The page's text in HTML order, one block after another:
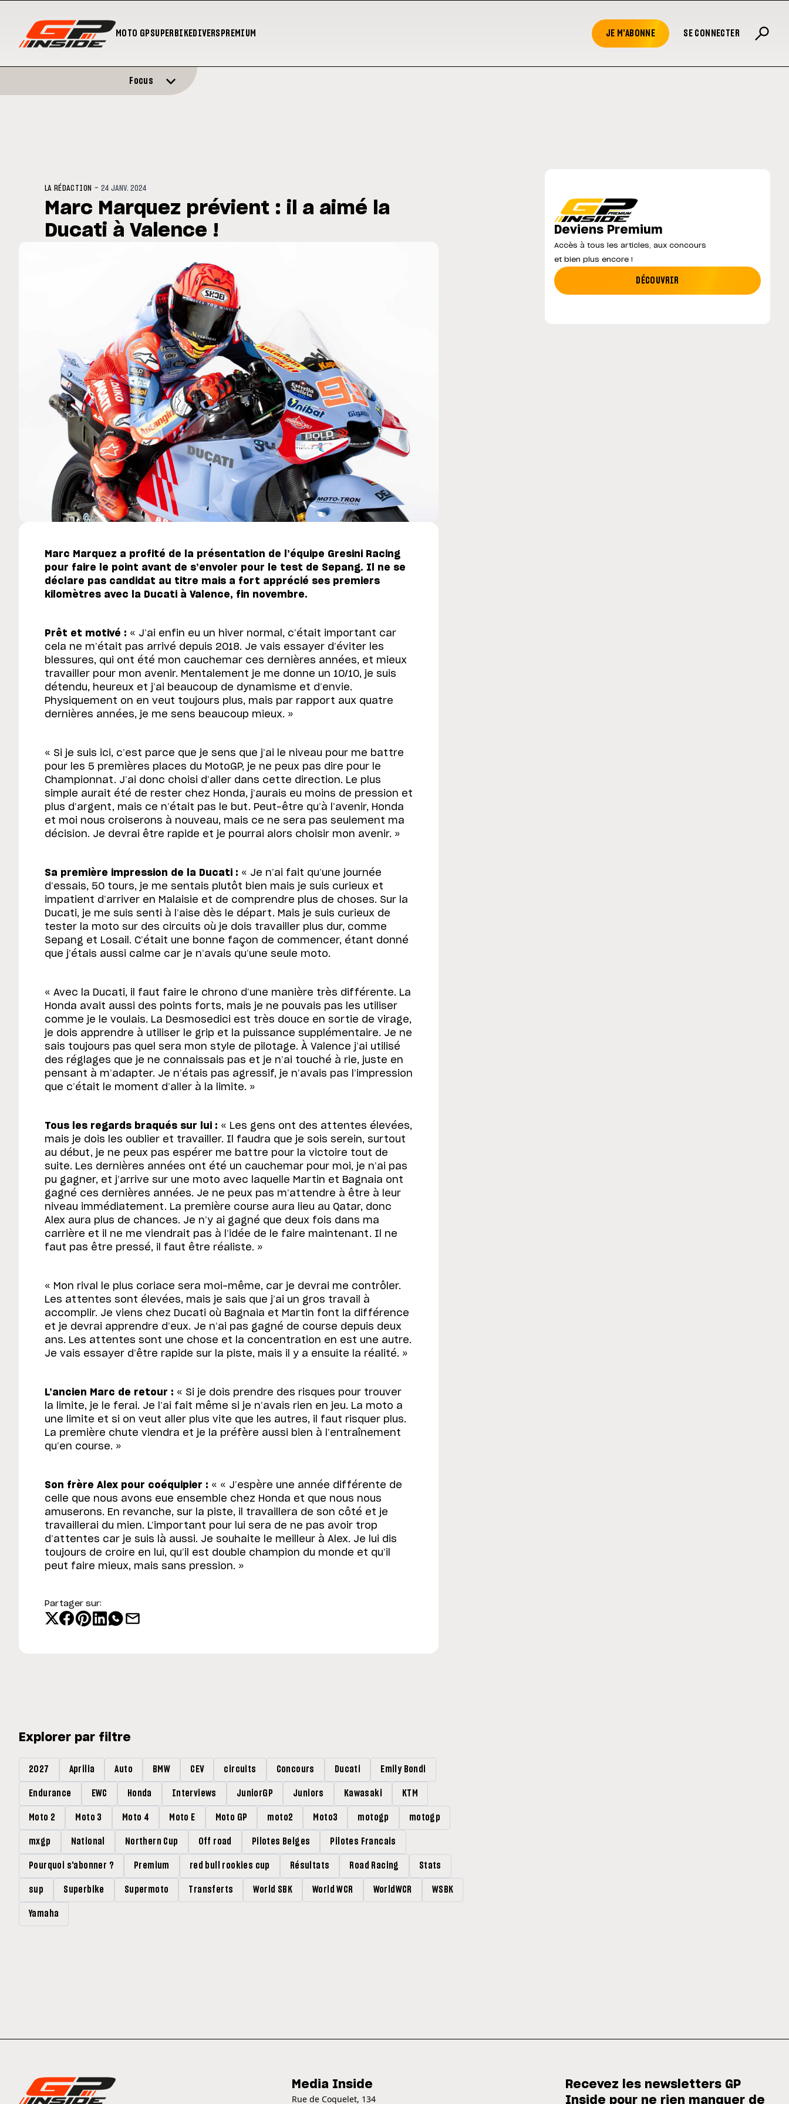
MOTO GPSUPERBIKEDIVERS PREMIUM JE M'ABONNE SE CONNECTER
Silverstone : Horaires et Programme du GP de
Grande-Bretagne
Zarco évite l'opération et vise un retour en
MotoGP : les cinq constructeurs signent un
Focus
LA RÉDACTION -24 JANV. 2024
Marc Marquez prévient : il a aimé la
Ducati à Valence !
Marc Marquez a profité de la présentation de l’équipe Gresini Racing
pour faire le point avant de s’envoler pour le test de Sepang. Il ne se
déclare pas candidat au titre mais a fort apprécié ses premiers
kilomètres avec la Ducati à Valence, fin novembre.
Prêt et motivé : « J’ai enfin eu un hiver normal, c’était important car
cela ne m’était pas arrivé depuis 2018. Je vais essayer d’éviter les
blessures, qui ont été mon cauchemar ces dernières années, et mieux
travailler pour mon avenir. Mentalement je me donne un 10/10, je suis
détendu, heureux et j’ai beaucoup de dynamisme et d’envie.
Physiquement on en veut toujours plus, mais par rapport aux quatre
dernières années, je me sens beaucoup mieux. »
« Si je suis ici, c’est parce que je sens que j’ai le niveau pour me battre
pour les 5 premières places du MotoGP, je ne peux pas dire pour le
Championnat. J’ai donc choisi d’aller dans cette direction. Le plus
simple aurait été de rester chez Honda, j’aurais eu moins de pression et
plus d’argent, mais ce n’était pas le but. Peut-être qu’à l’avenir, Honda
et moi nous croiserons à nouveau, mais ce ne sera pas seulement ma
décision. Je devrai être rapide et je pourrai alors choisir mon avenir. »
Sa première impression de la Ducati : « Je n’ai fait qu’une journée
d’essais, 50 tours, je me sentais plutôt bien mais je suis curieux et
impatient d’arriver en Malaisie et de comprendre plus de choses. Sur la
Ducati, je me suis senti à l’aise dès le départ. Mais je suis curieux de
tester la moto sur des circuits où je dois travailler plus dur, comme
Sepang et Losail. C’était une bonne façon de commencer, étant donné
que j’étais aussi calme car je n’avais qu’une seule moto.
« Avec la Ducati, il faut faire le chrono d’une manière très différente. La
Honda avait aussi des points forts, mais je ne pouvais pas les utiliser
comme je le voulais. La Desmosedici est très douce en sortie de virage,
je dois apprendre à utiliser le grip et la puissance supplémentaire. Je ne
sais toujours pas quel sera mon style de pilotage. À Valence j’ai utilisé
des réglages que je ne connaissais pas et je n’ai touché à rie, juste en
pensant à m’adapter. Je n’étais pas agressif, je n’avais pas l’impression
que c’était le moment d’aller à la limite. »
Tous les regards braqués sur lui : « Les gens ont des attentes élevées,
mais je dois les oublier et travailler. Il faudra que je sois serein, surtout
au début, je ne peux pas espérer me battre pour la victoire tout de
suite. Les dernières années ont été un cauchemar pour moi, je n’ai pas
pu gagner, et j’arrive sur une moto avec laquelle Martin et Bagnaia ont
gagné ces dernières années. Je ne peux pas m’attendre à être à leur
niveau immédiatement. La première course aura lieu au Qatar, donc
Alex aura plus de chances. Je n’y ai gagné que deux fois dans ma
carrière et il ne me viendrait pas à l’idée de le faire maintenant. Il ne
faut pas être pressé, il faut être réaliste. »
« Mon rival le plus coriace sera moi-même, car je devrai me contrôler.
Les attentes sont élevées, mais je sais que j’ai un gros travail à
accomplir. Je viens chez Ducati où Bagnaia et Martin font la différence
et je devrai apprendre d’eux. Je n’ai pas gagné de course depuis deux
ans. Les attentes sont une chose et la concentration en est une autre.
Je vais essayer d’être rapide sur la piste, mais il y a ensuite la réalité. »
L’ancien Marc de retour : « Si je dois prendre des risques pour trouver
la limite, je le ferai. Je l’ai fait même si je n’avais rien en jeu. La moto a
une limite et si on veut aller plus vite que les autres, il faut risquer plus.
La première chute viendra et je la préfère aussi bien à l’entraînement
qu’en course. »
Son frère Alex pour coéquipier : « « J’espère une année différente de
celle que nous avons eue ensemble chez Honda et que nous nous
amuserons. En revanche, sur la piste, il travaillera de son côté et je
travaillerai du mien. L’important pour lui sera de ne pas avoir trop
d’attentes car je suis là aussi. Je souhaite le meilleur à Alex. Je lui dis
toujours de croire en lui, qu’il est double champion du monde et qu’il
peut faire mieux, mais sans pression. »
Partager sur:
Deviens Premium
Accès à tous les articles, aux concours
et bien plus encore !
DÉCOUVRIR
Explorer par filtre
2027 Aprilia Auto BMW CEV circuits Concours Ducati Emily Bondi
Endurance EWC Honda Interviews JuniorGP Juniors Kawasaki KTM
Moto 2 Moto 3 Moto 4 Moto E Moto GP moto2 Moto3 motogp motogp
mxgp National Northern Cup Off road Pilotes Belges Pilotes Francais
Pourquoi s'abonner ? Premium red bull rookies cup Résultats Road Racing Stats
sup Superbike Supermoto Transferts World SBK World WCR WorldWCR WSBK
Yamaha
Media Inside
Rue de Coquelet, 134
Recevez les newsletters GP
Inside pour ne rien manquer de